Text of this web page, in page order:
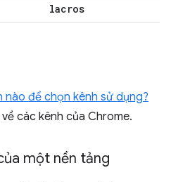
lacros
nào để chọn kênh sử dụng?
các kênh của Chrome.
một nền tảng